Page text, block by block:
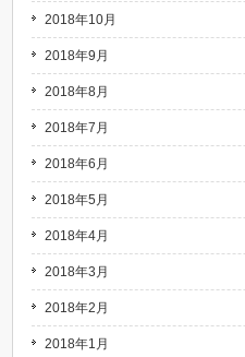
2018年10月
2018年9月
2018年8月
2018年7月
2018年6月
2018年5月
2018年4月
2018年3月
2018年2月
2018年1月